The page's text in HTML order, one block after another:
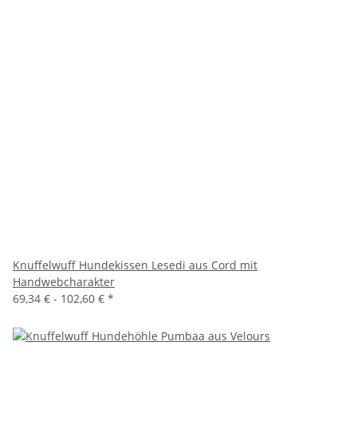
Knuffelwuff Hundekissen Lesedi aus Cord mit
Handwebcharakter
69,34 € - 102,60 € *